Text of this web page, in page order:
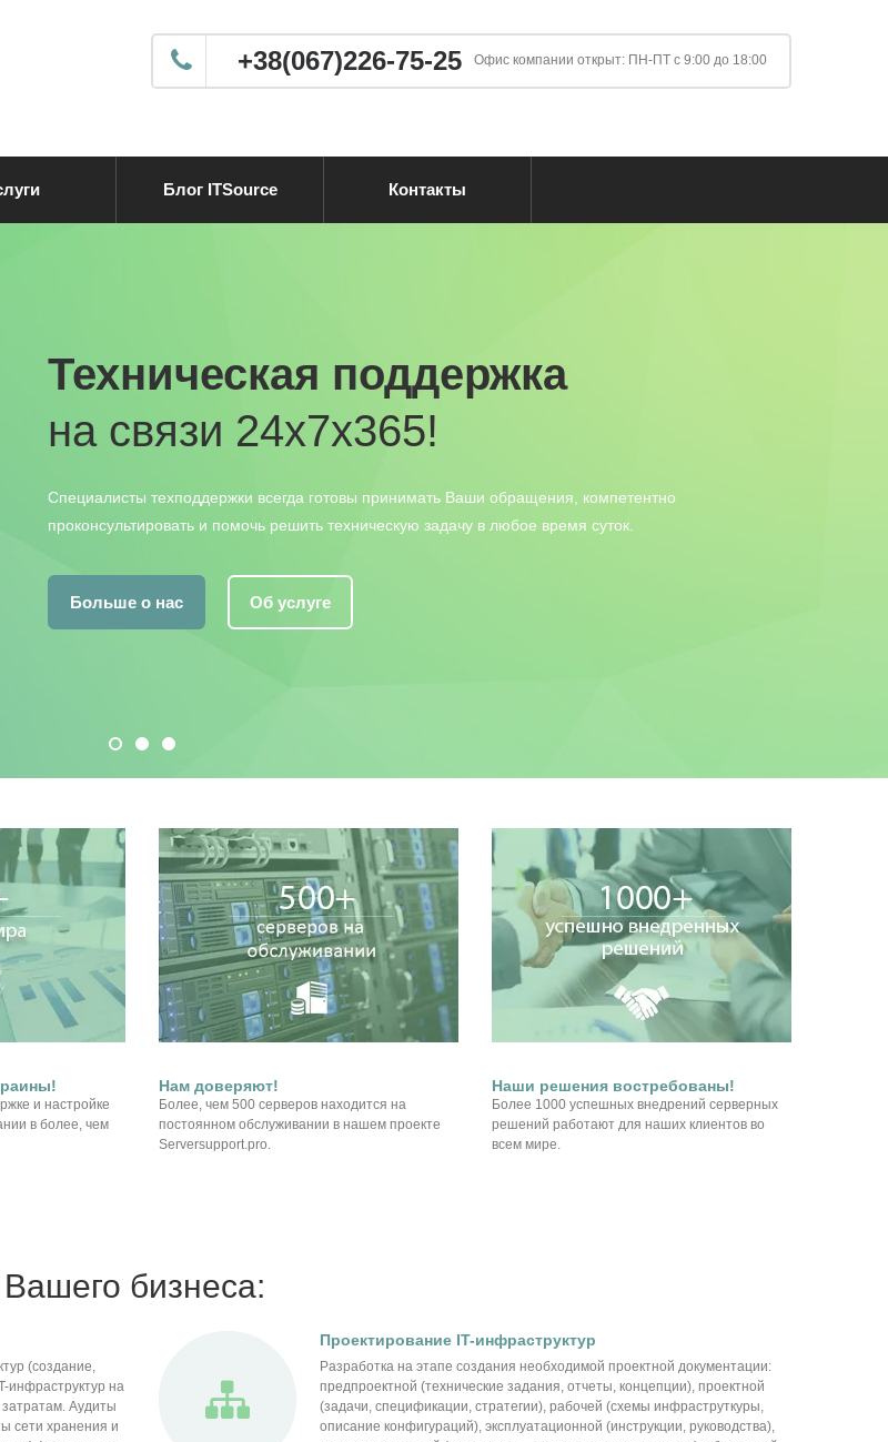
+38(067)226-75-25 Офис компании открыт: ПН-ПТ с 9:00 до 18:00
Блог ITSource Контакты
Техническая поддержка
на связи 24х7х365!
Специалисты техподдержки всегда готовы принимать Ваши обращения, компетентно
проконсультировать и помочь решить техническую задачу в любое время суток.
Больше о нас Об услуге
и настройке
в более, чем
Нам доверяют!
Более, чем 500 серверов находится на
постоянном обслуживании в нашем проекте
Serversupport.pro.
Наши решения востребованы!
Более 1000 успешных внедрений серверных
решений работают для наших клиентов во
всем мире.
бизнеса:
(создание,
инфраструктур на
Аудиты
сети хранения и
Проектирование IT-инфраструктур
Разработка на этапе создания необходимой проектной документации:
предпроектной (технические задания, отчеты, концепции), проектной
(задачи, спецификации, стратегии), рабочей (схемы инфраструткуры,
описание конфигураций), эксплуатационной (инструкции, руководства),